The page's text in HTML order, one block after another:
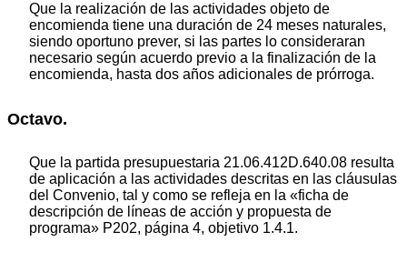
Que la realización de las actividades objeto de
encomienda tiene una duración de 24 meses naturales,
siendo oportuno prever, si las partes lo consideraran
necesario según acuerdo previo a la finalización de la
encomienda, hasta dos años adicionales de prórroga.
Octavo.
Que la partida presupuestaria 21.06.412D.640.08 resulta
de aplicación a las actividades descritas en las cláusulas
del Convenio, tal y como se refleja en la «ficha de
descripción de líneas de acción y propuesta de
programa» P202, página 4, objetivo 1.4.1.